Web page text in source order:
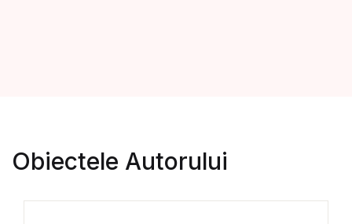
Obiectele Autorului